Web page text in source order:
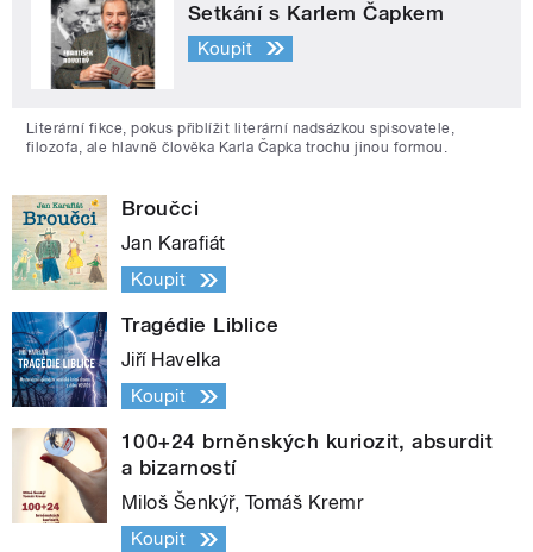
Setkání s Karlem Čapkem
Koupit
Literární fikce, pokus přiblížit literární nadsázkou spisovatele,
filozofa, ale hlavně člověka Karla Čapka trochu jinou formou.
Broučci
Jan Karafiát
Koupit
Tragédie Liblice
Jiří Havelka
Koupit
100+24 brněnských kuriozit, absurdit
a bizarností
Miloš Šenkýř, Tomáš Kremr
Koupit